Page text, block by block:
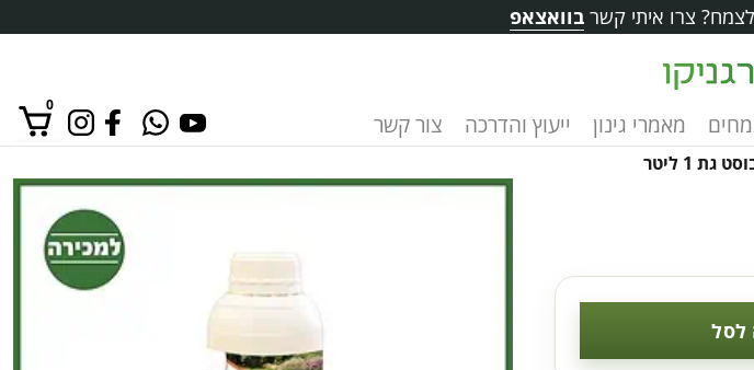
צרו איתי קשרבוואצאפ
מאמרי גינון ייעוץ והדרכה צור קשר
0
אין מוצרים בסל הקניות.
גת 1 ליטר
לסל